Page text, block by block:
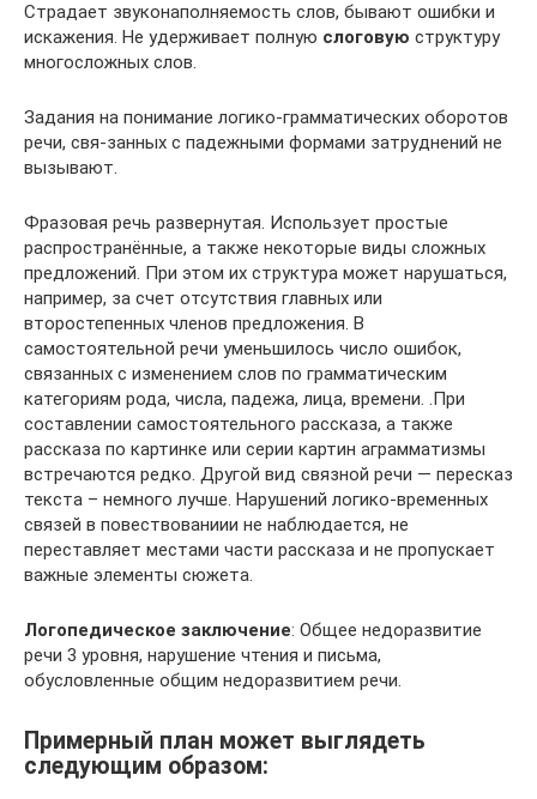
Страдает звуконаполняемость слов, бывают ошибки и
искажения. Не удерживает полную слоговую структуру
многосложных слов.
Задания на понимание логико-грамматических оборотов
речи, свя-занных с падежными формами затруднений не
вызывают.
Фразовая речь развернутая. Использует простые
распространённые, а также некоторые виды сложных
предложений. При этом их структура может нарушаться,
например, за счет отсутствия главных или
второстепенных членов предложения. В
самостоятельной речи уменьшилось число ошибок,
связанных с изменением слов по грамматическим
категориям рода, числа, падежа, лица, времени. .При
составлении самостоятельного рассказа, а также
рассказа по картинке или серии картин аграмматизмы
встречаются редко. Другой вид связной речи — пересказ
текста – немного лучше. Нарушений логико-временных
связей в повествованиии не наблюдается, не
переставляет местами части рассказа и не пропускает
важные элементы сюжета.
Логопедическое заключение: Общее недоразвитие
речи 3 уровня, нарушение чтения и письма,
обусловленные общим недоразвитием речи.
Примерный план может выглядеть
следующим образом: